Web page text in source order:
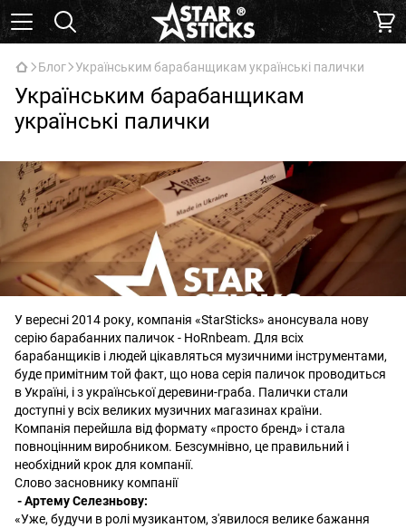
Блог Українським барабанщикам українські палички
Українським барабанщикам
українські палички
У вересні 2014 року, компанія «StarSticks» анонсувала нову
серію барабанних паличок - HoRnbeam. Для всіх
барабанщиків і людей цікавляться музичними інструментами,
буде примітним той факт, що нова серія паличок проводиться
в Україні, і з української деревини-граба. Палички стали
доступні у всіх великих музичних магазинах країни.
Компанія перейшла від формату «просто бренд» і стала
повноцінним виробником. Безсумнівно, це правильний і
необхідний крок для компанії.
Слово засновнику компанії
- Артему Селезньову:
«Уже, будучи в ролі музикантом, з'явилося велике бажання